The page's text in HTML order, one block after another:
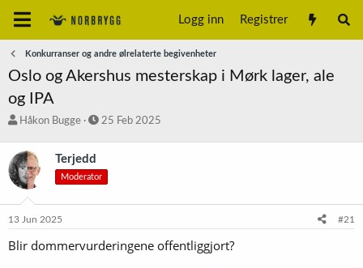
Logg inn Registrer
Konkurranser og andre ølrelaterte begivenheter
Oslo og Akershus mesterskap i Mørk lager, ale
og IPA
T
å
d
s
a
r
e
Håkon Bugge
S
t
a
25 Feb 2025
Terjedd
Moderator
13 Jun 2025 #21
Blir dommervurderingene offentliggjort?